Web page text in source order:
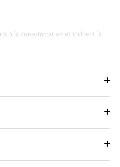
à la consommation et incluent la